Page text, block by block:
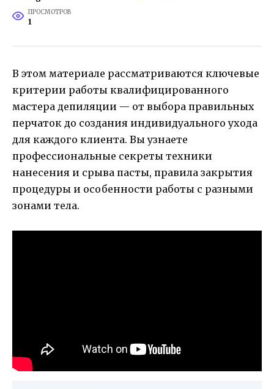
ПРОСМОТРОВ
1
В этом материале рассматриваются ключевые
критерии работы квалифицированного
мастера депиляции — от выбора правильных
перчаток до создания индивидуального ухода
для каждого клиента. Вы узнаете
профессиональные секреты техники
нанесения и срыва пасты, правила закрытия
процедуры и особенности работы с разными
зонами тела.